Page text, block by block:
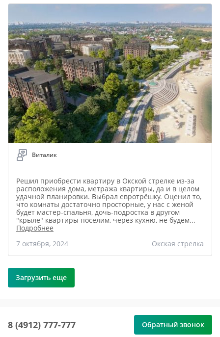
Виталик
Решил приобрести квартиру в Окской стрелке из-за
расположения дома, метража квартиры, да и в целом
удачной планировки. Выбрал евротрёшку. Оценил то,
что комнаты достаточно просторные, у нас с женой
будет мастер-спальня, дочь-подростка в другом
"крыле" квартиры поселим, через кухню, не будем...
Подробнее
7 октября, 2024
Окская стрелка
Загрузить еще
8 (4912) 777-777 Обратный звонок